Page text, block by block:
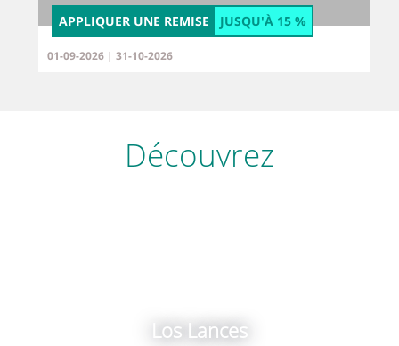
01-09-2026 | 31-10-2026
APPLIQUER UNE REMISE JUSQU'À 15 %
Découvrez
Los Lances